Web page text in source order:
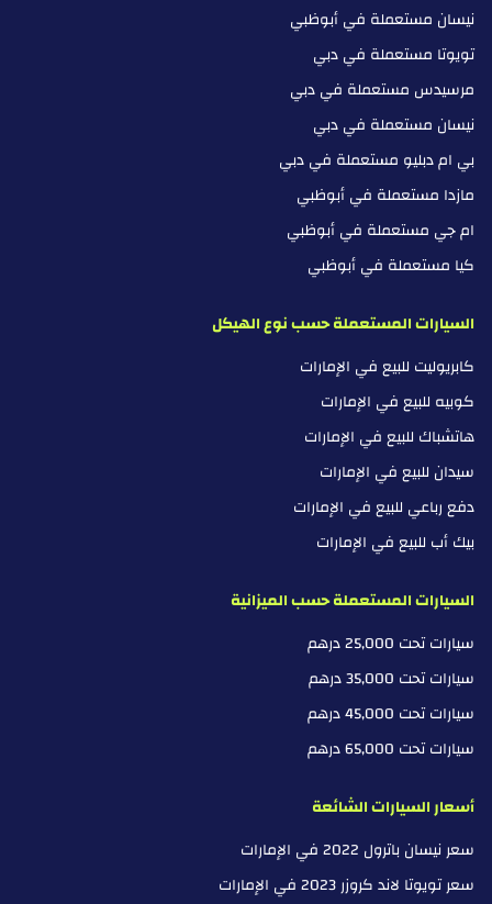
نيسان مستعملة في أبوظبي
تويوتا مستعملة في دبي
مرسيدس مستعملة في دبي
نيسان مستعملة في دبي
بي ام دبليو مستعملة في دبي
مازدا مستعملة في أبوظبي
ام جي مستعملة في أبوظبي
كيا مستعملة في أبوظبي
السيارات المستعملة حسب نوع الهيكل
كابريوليت للبيع في الإمارات
كوبيه للبيع في الإمارات
هاتشباك للبيع في الإمارات
سيدان للبيع في الإمارات
دفع رباعي للبيع في الإمارات
بيك أب للبيع في الإمارات
السيارات المستعملة حسب الميزانية
سيارات تحت 25,000 درهم
سيارات تحت 35,000 درهم
سيارات تحت 45,000 درهم
سيارات تحت 65,000 درهم
أسعار السيارات الشائعة
سعر نيسان باترول 2022 في الإمارات
سعر تويوتا لاند كروزر 2023 في الإمارات